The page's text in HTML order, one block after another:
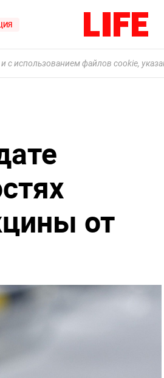
и с использованием файлов cookie,
от